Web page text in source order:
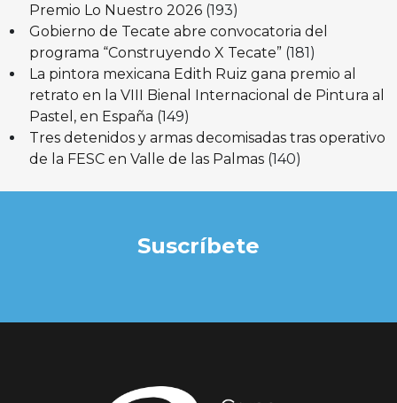
Premio Lo Nuestro 2026 (193)
Gobierno de Tecate abre convocatoria del
programa “Construyendo X Tecate” (181)
La pintora mexicana Edith Ruiz gana premio al
retrato en la VIII Bienal Internacional de Pintura al
Pastel, en España (149)
Tres detenidos y armas decomisadas tras operativo
de la FESC en Valle de las Palmas (140)
Suscríbete